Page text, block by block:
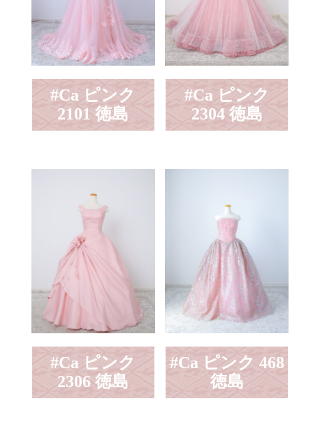
#Ca ピンク
2101 徳島
#Ca ピンク
2304 徳島
#Ca ピンク
2306 徳島
#Ca ピンク 468
徳島